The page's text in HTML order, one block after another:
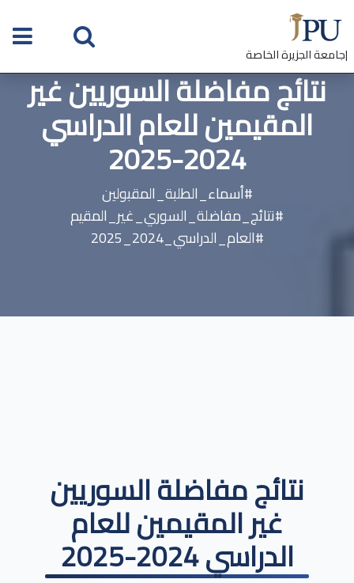
|جامعة الجزيرة الخاصة
نتائج مفاضلة السوريين غير
المقيمين للعام الدراسي
2024-2025
#أسماء_الطلبة_المقبولين
#نتائج_مفاضلة_السوري_غير_المقيم
#العام_الدراسي_2024_2025
نتائج مفاضلة السوريين
غير المقيمين للعام
الدراسي 2024-2025